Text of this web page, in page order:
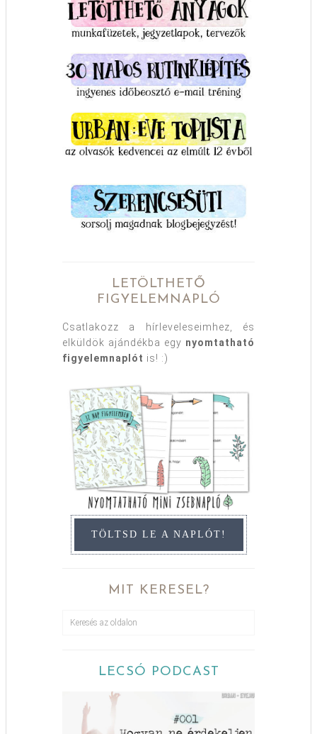
LETÖLTHETŐ
FIGYELEMNAPLÓ
Csatlakozz a hírleveleseimhez, és
elküldök ajándékba egy nyomtatható
figyelemnaplót is! :)
TÖLTSD LE A NAPLÓT!
MIT KERESEL?
LECSÓ PODCAST